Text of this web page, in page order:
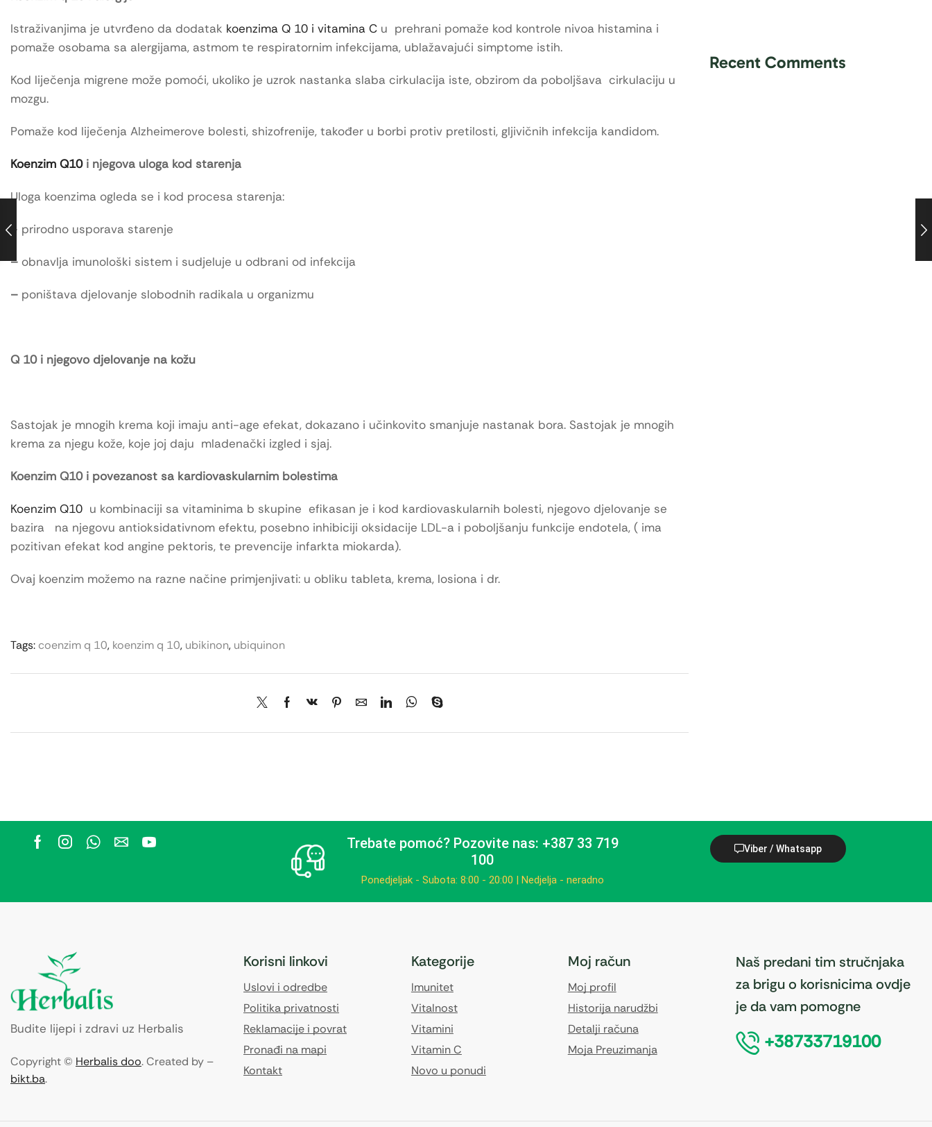
Istraživanjima je utvrđeno da dodatak koenzima Q 10 i vitamina C u prehrani pomaže kod kontrole nivoa histamina i
pomaže osobama sa alergijama, astmom te respiratornim infekcijama, ublažavajući simptome istih.
Kod liječenja migrene može pomoći, ukoliko je uzrok nastanka slaba cirkulacija iste, obzirom da poboljšava cirkulaciju u
mozgu.
Pomaže kod liječenja Alzheimerove bolesti, shizofrenije, također u borbi protiv pretilosti, gljivičnih infekcija kandidom.
Koenzim Q10i njegova uloga kod starenja
Uloga koenzima ogleda se i kod procesa starenja:
– prirodno usporava starenje
– obnavlja imunološki sistem i sudjeluje u odbrani od infekcija
– poništava djelovanje slobodnih radikala u organizmu
Q 10 i njegovo djelovanje na kožu
Sastojak je mnogih krema koji imaju anti-age efekat, dokazano i učinkovito smanjuje nastanak bora. Sastojak je mnogih
krema za njegu kože, koje joj daju mladenački izgled i sjaj.
Koenzim Q10 i povezanost sa kardiovaskularnim bolestima
Koenzim Q10 u kombinaciji sa vitaminima b skupine efikasan je i kod kardiovaskularnih bolesti, njegovo djelovanje se
bazira na njegovu antioksidativnom efektu, posebno inhibiciji oksidacije LDL-a i poboljšanju funkcije endotela, ( ima
pozitivan efekat kod angine pektoris, te prevencije infarkta miokarda).
Ovaj koenzim možemo na razne načine primjenjivati: u obliku tableta, krema, losiona i dr.
Tags: coenzim q 10, koenzim q 10, ubikinon, ubiquinon
Recent Comments
Trebate pomoć?Pozovite nas: +387 33 719
100
Ponedjeljak - Subota: 8:00 - 20:00 | Nedjelja - neradno
Viber / Whatsapp
Budite lijepi i zdravi uz Herbalis
Copyright © Herbalis doo. Created by –
bikt.ba.
Korisni linkovi
Uslovi i odredbe
Politika privatnosti
Reklamacije i povrat
Pronađi na mapi
Kontakt
Kategorije
Imunitet
Vitalnost
Vitamini
Vitamin C
Novo u ponudi
Moj račun
Moj profil
Historija narudžbi
Detalji računa
Moja Preuzimanja
Naš predani tim stručnjaka
za brigu o korisnicima ovdje
je da vam pomogne
+38733719100